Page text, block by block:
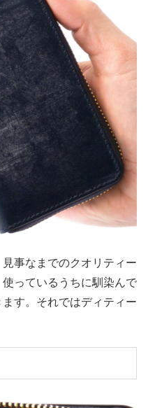
事なまでのクオリティー
っているうちに馴染んで
す。それではディティー